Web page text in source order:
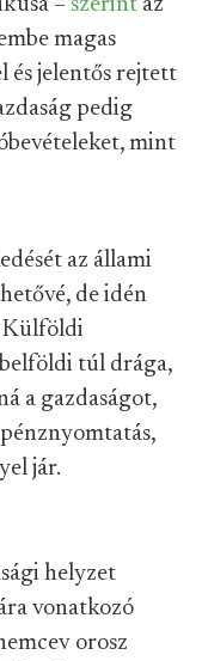
– szerint az
magas
és jelentős rejtett
pedig
mint
az állami
de idén
Külföldi
túl drága,
a gazdaságot,
jár.
helyzet
vonatkozó
orosz